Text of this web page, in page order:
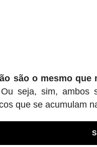
são o mesmo que
seja, sim, ambos
que se acumulam